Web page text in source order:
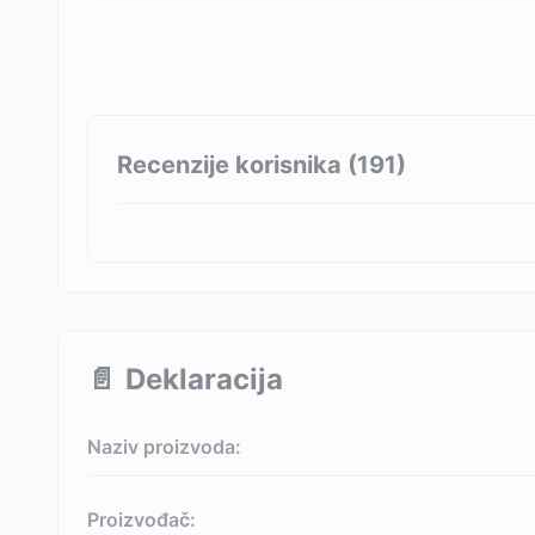
Recenzije korisnika (191)
📄 Deklaracija
Naziv proizvoda:
Proizvođač: